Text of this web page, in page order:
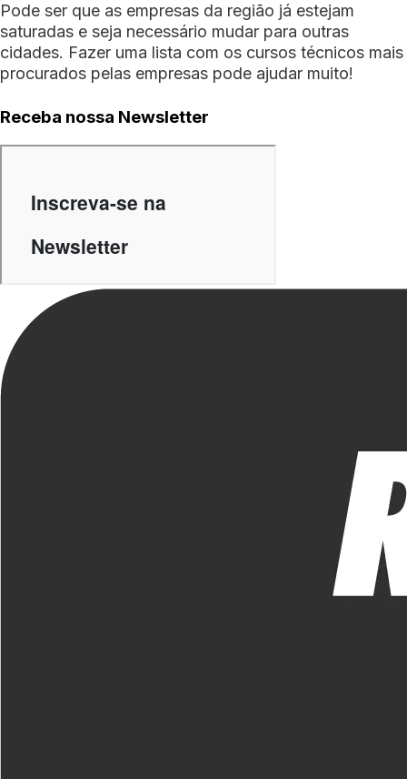
Pode ser que as empresas da região já estejam
saturadas e seja necessário mudar para outras
cidades. Fazer uma lista com os cursos técnicos mais
procurados pelas empresas pode ajudar muito!
Receba nossa Newsletter